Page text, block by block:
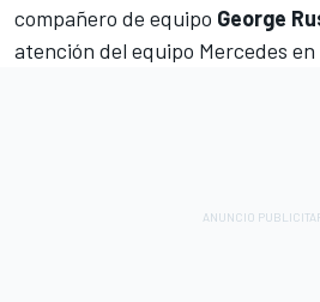
compañero de equipo George
atención del equipo Mercedes en